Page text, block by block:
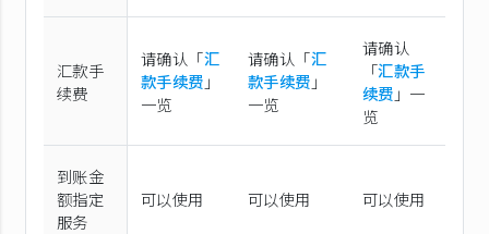
汇款手
续费
请确认「汇
款手续费 」
一览
请确认「汇
款手续费 」
一览
请确认
「汇款手
续费 」一
览
到账金
额指定
服务
可以使用 可以使用 可以使用